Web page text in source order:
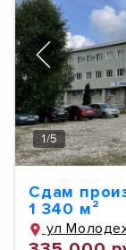
1/5
Сдам
1 340 м²
ул